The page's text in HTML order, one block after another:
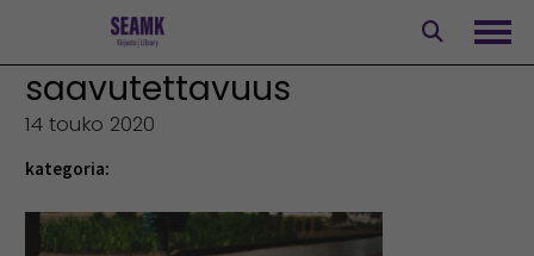
saavutettavuus
14 touko 2020
kategoria: